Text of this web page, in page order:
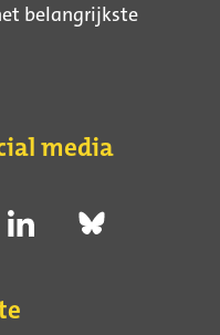
belangrijkste
media